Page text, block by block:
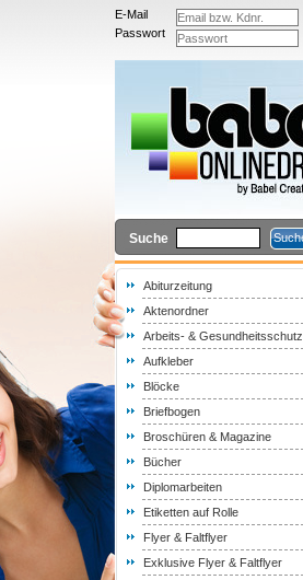
E-Mail
Passwort
Suche
Abiturzeitung
Aktenordner
Arbeits- & Gesundheitsschutz
Aufkleber
Blöcke
Briefbogen
Broschüren & Magazine
Bücher
Diplomarbeiten
Etiketten auf Rolle
Flyer & Faltflyer
Exklusive Flyer & Faltflyer